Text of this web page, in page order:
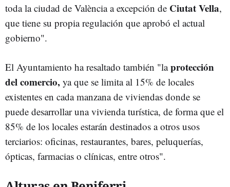
toda la ciudad de València a excepción de Ciutat Vella,
que tiene su propia regulación que aprobó el actual
gobierno".
El Ayuntamiento ha resaltado también "laprotección
del comercio, ya que se limita al 15% de locales
existentes en cada manzana de viviendas donde se
puede desarrollar una vivienda turística, de forma que el
85% de los locales estarán destinados a otros usos
terciarios: oficinas, restaurantes, bares, peluquerías,
ópticas, farmacias o clínicas, entre otros".